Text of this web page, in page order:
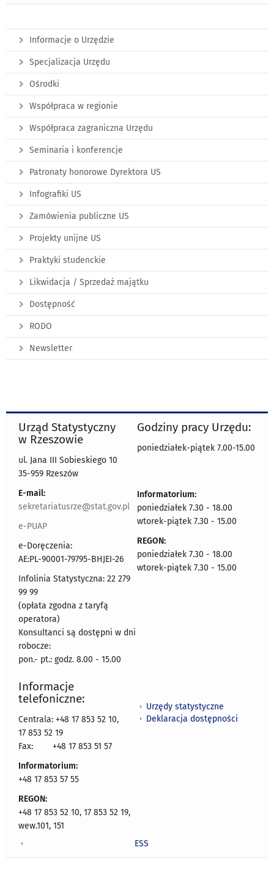
Informacje o Urzędzie
Specjalizacja Urzędu
Ośrodki
Współpraca w regionie
Współpraca zagraniczna Urzędu
Seminaria i konferencje
Patronaty honorowe Dyrektora US
Infografiki US
Zamówienia publiczne US
Projekty unijne US
Praktyki studenckie
Likwidacja / Sprzedaż majątku
Dostępność
RODO
Newsletter
Urząd Statystyczny
w Rzeszowie
ul. Jana III Sobieskiego 10
35-959 Rzeszów
E-mail:
sekretariatusrze@stat.gov.pl
e-PUAP
e-Doręczenia:
AE:PL-90001-79795-BHJEI-26
Infolinia Statystyczna: 22 279
99 99
(opłata zgodna z taryfą
operatora)
Konsultanci są dostępni w dni
robocze:
pon.- pt.: godz. 8.00 - 15.00
Godziny pracy Urzędu:
poniedziałek-piątek 7.00-15.00
Informatorium:
poniedziałek 7.30 - 18.00
wtorek-piątek 7.30 - 15.00
REGON:
poniedziałek 7.30 - 18.00
wtorek-piątek 7.30 - 15.00
Informacje
telefoniczne:
Centrala: +48 17 853 52 10,
17 853 52 19
Fax:
+48 17 853 51 57
Informatorium:
+48 17 853 57 55
REGON:
+48 17 853 52 10, 17 853 52 19,
wew.101, 151
Urzędy statystyczne
Deklaracja dostępności
ESS